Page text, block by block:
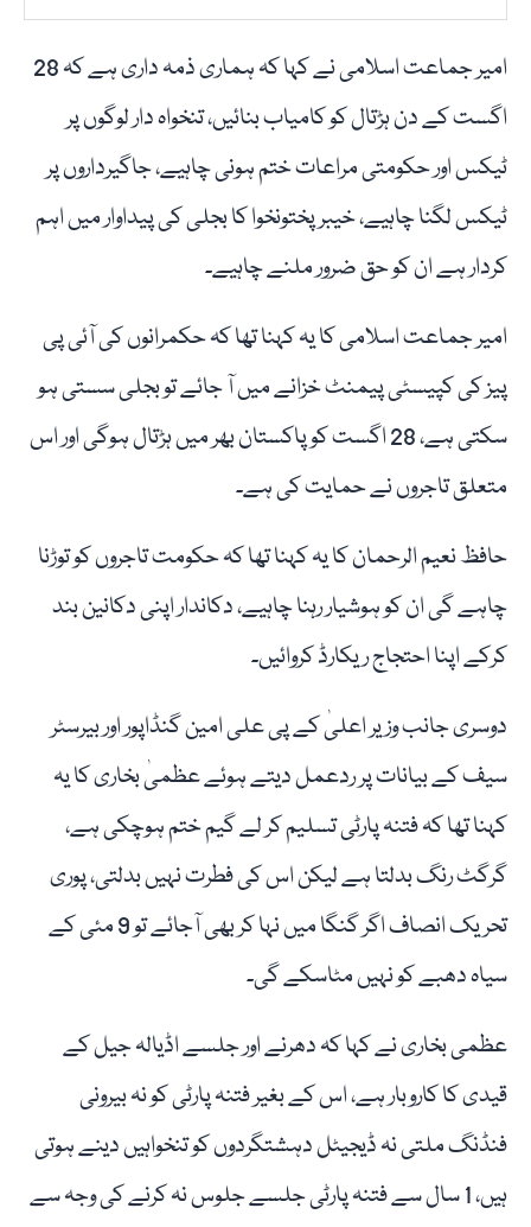
امیر جماعت اسلامی نے کہا کہ ہماری ذمہ داری ہے کہ 28
اگست کے دن ہڑتال کو کامیاب بنائیں، تنخواہ دار لوگوں پر
ٹیکس اور حکومتی مراعات ختم ہونی چاہیے، جاگیرداروں پر
ٹیکس لگنا چاہیے، خیبرپختونخوا کا بجلی کی پیداوار میں اہم
کردار ہے ان کو حق ضرور ملنے چاہیے۔
امیر جماعت اسلامی کا یہ کہنا تھا کہ حکمرانوں کی آئی پی
پیز کی کپیسٹی پیمنٹ خزانے میں آ جائے تو بجلی سستی ہو
سکتی ہے، 28 اگست کو پاکستان بھر میں ہڑتال ہوگی اور اس
متعلق تاجروں نے حمایت کی ہے۔
حافظ نعیم الرحمان کا یہ کہنا تھا کہ حکومت تاجروں کو توڑنا
چاہے گی ان کو ہوشیار رہنا چاہیے، دکاندار اپنی دکانین بند
کرکے اپنا احتجاج ریکارڈ کروائیں۔
دوسری جانب وزیر اعلیٰ کے پی علی امین گنڈاپور اور بیرسٹر
سیف کے بیانات پر ردعمل دیتے ہوئے عظمیٰ بخاری کا یہ
کہنا تھا کہ فتنہ پارٹی تسلیم کر لے گیم ختم ہوچکی ہے،
گرگٹ رنگ بدلتا ہے لیکن اس کی فطرت نہیں بدلتی، پوری
تحریک انصاف اگر گنگا میں نہا کر بھی آجائے تو 9 مئی کے
سیاہ دھبے کو نہیں مٹاسکے گی۔
عظمی بخاری نے کہا کہ دھرنے اور جلسے اڈیالہ جیل کے
قیدی کا کاروبار ہے، اس کے بغیر فتنہ پارٹی کو نہ بیرونی
فنڈنگ ملتی نہ ڈیجیٹل دہشتگردوں کو تنخواہیں دینے ہوتی
ہیں، 1 سال سے فتنہ پارٹی جلسے جلوس نہ کرنے کی وجہ سے